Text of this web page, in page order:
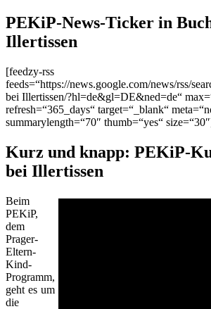
PEKiP-News-Ticker in
Illertissen
[feedzy-rss
feeds=“https://news.google.com/news/rss/
bei Illertissen/?hl=de&gl=DE&ned=de“
refresh=“365_days“ target=“_blank“
summarylength=“70″ thumb=“yes“
Kurz und knapp: PEKiP-
bei Illertissen
Beim
PEKiP,
dem
Prager-
Eltern-
Kind-
Programm,
geht es um
die